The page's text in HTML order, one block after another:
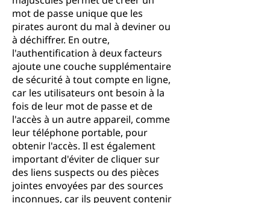
mot de passe unique que les
pirates auront du mal à deviner ou
à déchiffrer. En outre,
l'authentification à deux facteurs
ajoute une couche supplémentaire
de sécurité à tout compte en ligne,
car les utilisateurs ont besoin à la
fois de leur mot de passe et de
l'accès à un autre appareil, comme
leur téléphone portable, pour
obtenir l'accès. Il est également
important d'éviter de cliquer sur
des liens suspects ou des pièces
jointes envoyées par des sources
inconnues, car ils peuvent contenir